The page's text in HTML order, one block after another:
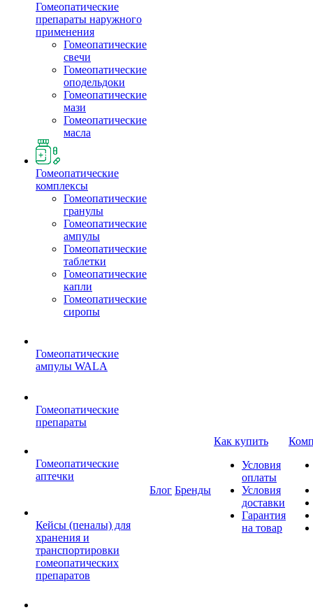
Гомеопатические
препараты наружного
применения
Гомеопатические
свечи
Гомеопатические
оподельдоки
Гомеопатические
мази
Гомеопатические
масла
Гомеопатические
комплексы
Гомеопатические
гранулы
Гомеопатические
ампулы
Гомеопатические
таблетки
Гомеопатические
капли
Гомеопатические
сиропы
Гомеопатические
ампулы WALA
Гомеопатические
препараты
Гомеопатические
аптечки
Кейсы (пеналы) для
хранения и
транспортировки
гомеопатических
препаратов
Блог Бренды
Как купить
Условия
оплаты
Условия
доставки
Гарантия
на товар